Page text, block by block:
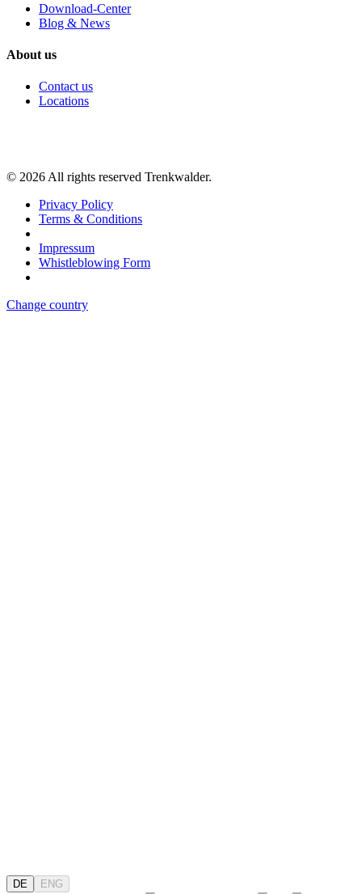
Download-Center
Blog & News
About us
Contact us
Locations
© 2026 All rights reserved Trenkwalder.
Privacy Policy
Terms & Conditions
Impressum
Whistleblowing Form
Change country
DE ENG